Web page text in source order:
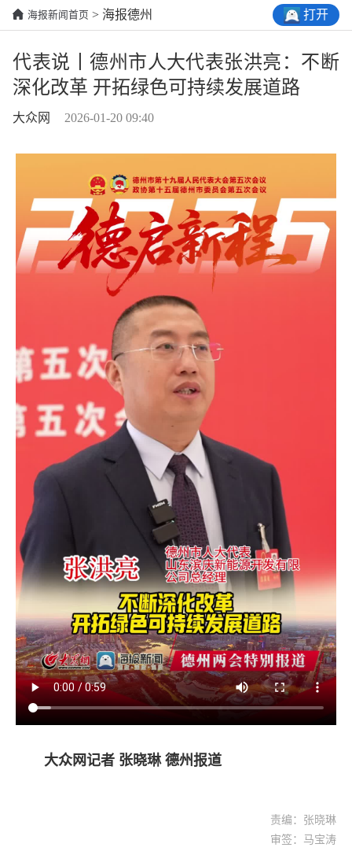
海报新闻首页 > 海报德州 打开
代表说丨德州市人大代表张洪亮：不断
深化改革 开拓绿色可持续发展道路
大众网 2026-01-20 09:40
大众网记者 张晓琳 德州报道
责编：张晓琳
审签：马宝涛